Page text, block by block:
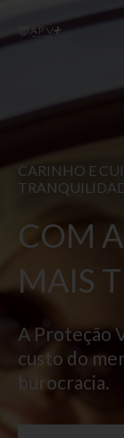
para
CARINHO E
COM
MAIS
A Proteção
custo do
burocracia.